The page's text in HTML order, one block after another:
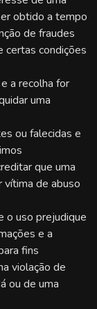
obtido a tempo
de fraudes
certas condições
a recolha for
uma
ou falecidas e
que uma
vítima de abuso
o uso prejudique
e a
fins
violação de
ou de uma